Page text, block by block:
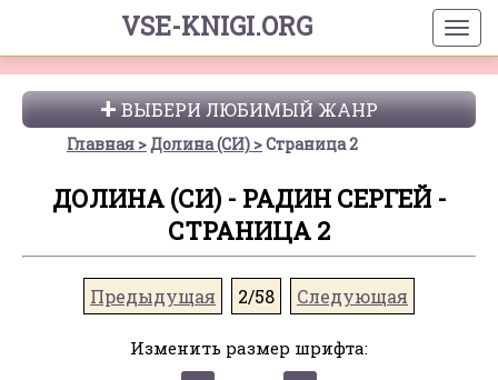
VSE-KNIGI.ORG
ВЫБЕРИ ЛЮБИМЫЙ ЖАНР
Главная Долина (СИ) Страница 2
ДОЛИНА (СИ) - РАДИН СЕРГЕЙ -
СТРАНИЦА 2
Предыдущая 2/58 Следующая
Изменить размер шрифта: